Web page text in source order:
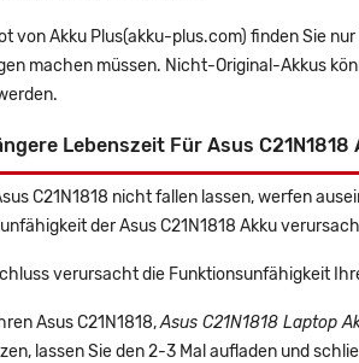
von Akku Plus(akku-plus.com) finden Sie
machen müssen. Nicht-Original-Akkus
Lebenszeit Für Asus C21N1818
C21N1818 nicht fallen lassen, werfen
der Asus C21N1818 Akku
verursacht die Funktionsunfähigkeit
Asus C21N1818,Asus C21N1818 Laptop
lassen Sie den 2-3 Mal aufladen und